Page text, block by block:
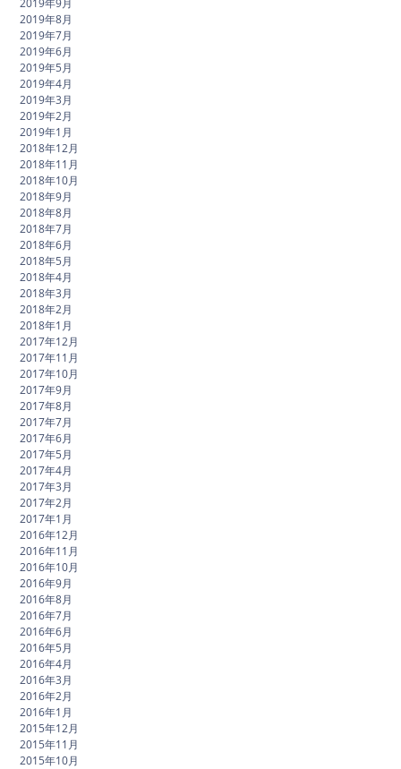
2019年9月
2019年8月
2019年7月
2019年6月
2019年5月
2019年4月
2019年3月
2019年2月
2019年1月
2018年12月
2018年11月
2018年10月
2018年9月
2018年8月
2018年7月
2018年6月
2018年5月
2018年4月
2018年3月
2018年2月
2018年1月
2017年12月
2017年11月
2017年10月
2017年9月
2017年8月
2017年7月
2017年6月
2017年5月
2017年4月
2017年3月
2017年2月
2017年1月
2016年12月
2016年11月
2016年10月
2016年9月
2016年8月
2016年7月
2016年6月
2016年5月
2016年4月
2016年3月
2016年2月
2016年1月
2015年12月
2015年11月
2015年10月